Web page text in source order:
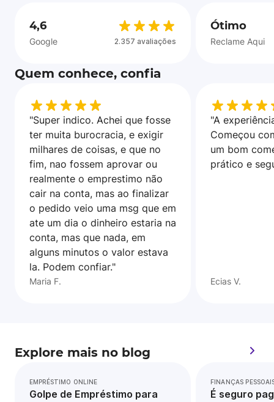
4,6
Google 2.357 avaliações
Ótimo
Reclame Aqui
Quem conhece, confia
"Super indico. Achei que fosse
ter muita burocracia, e exigir
milhares de coisas, e que no
fim, nao fossem aprovar ou
realmente o emprestimo não
cair na conta, mas ao finalizar
o pedido veio uma msg que em
ate um dia o dinheiro estaria na
conta, mas que nada, em
alguns minutos o valor estava
la. Podem confiar."
Maria F.
"A
Começou
um bom
prático e
Ecias V.
Explore mais no blog
EMPRÉSTIMO ONLINE
Golpe de Empréstimo para
FINANÇAS
É seguro